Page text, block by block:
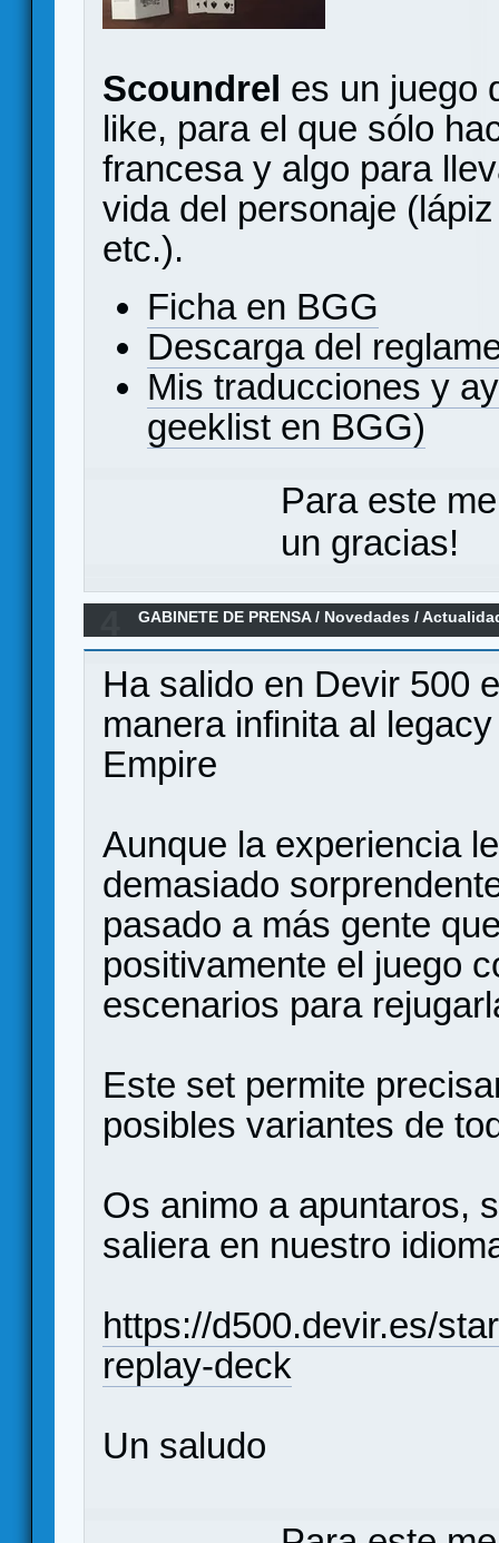
Scoundrel es un juego
like, para el que sólo
francesa y algo para
vida del personaje
etc.).
Ficha en BGG
Descarga del
Mis traducciones y
geeklist en BGG)
Para este
un gracias!
GABINETE DE PRENSA/ Novedades /
Ha salido en Devir 500
manera infinita al
Empire
Aunque la experiencia
demasiado
pasado a más gente
positivamente el juego
escenarios para
Este set permite
posibles variantes de
Os animo a apuntaros,
saliera en nuestro
https://d500.devir.es/
replay-deck
Un saludo